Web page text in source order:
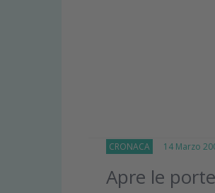
CRONACA 14 Marzo
Apre le